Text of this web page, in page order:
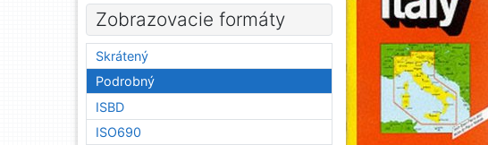
Zobrazovacie formáty
Skrátený
Podrobný
ISBD
ISO690